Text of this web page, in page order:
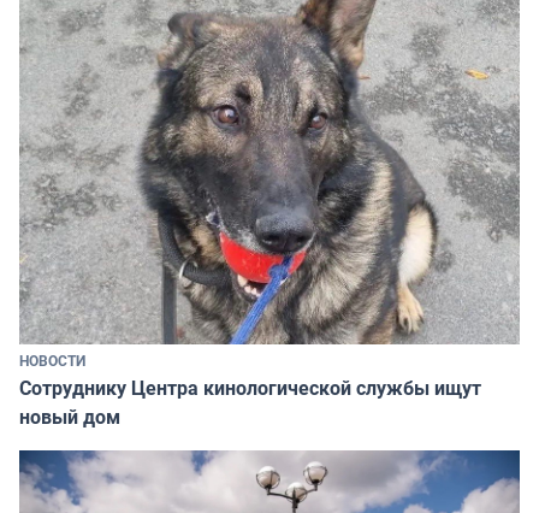
НОВОСТИ
Сотруднику Центра кинологической службы ищут
новый дом